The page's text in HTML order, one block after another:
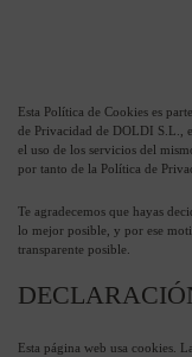
Esta Política de Cookies es
de Privacidad de DOLDI S.L.,
el uso de los servicios del
por tanto de la Política de
Te agradecemos que hayas
lo mejor posible, y por ese
transparente posible.
Esta página web usa cookies.